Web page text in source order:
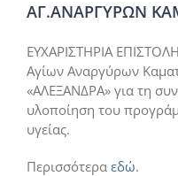
ΑΓ.ΑΝΑΡΓΥΡΩΝ
ΕΥΧΑΡΙΣΤΗΡΙΑ
Αγίων Αναργύρων
«ΑΛΕΞΑΝΔΡΑ» για τη
υλοποίηση του
υγείας.
Περισσότερα εδώ.